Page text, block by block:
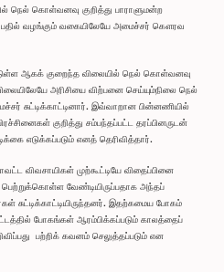
நெல் கொள்வனவு குறித்து பாராளுமன்ற
பதில் வழங்கும் வகையிலேயே அமைச்சர் கௌரவ
ஆகக் குறைந்த விலையில் நெல் கொள்வனவு
அரிசியை விற்பனை செய்யும்நிலை நெல்
சுட்டிக்காட்டினார். இவ்வாறான பின்னணியில்
குறித்து சம்பந்தப்பட்ட தரப்பினருடன்
எடுக்கப்படும் எனத் தெரிவித்தார்.
விவசாயிகள் முற்கூட்டியே விதைப்பினை
பெற்றுக்கொள்ள வேண்டியிருப்பதாக அந்தப்
சுட்டிக்காட்டியிருந்தனர். இதற்கமைய போகம்
போகங்கள் ஆரம்பிக்கப்படும் காலத்தைப்
பற்றிக் கவனம் செலுத்தப்படும் என